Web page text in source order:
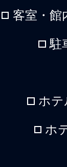
客室・館
駐
ホテ
ホ